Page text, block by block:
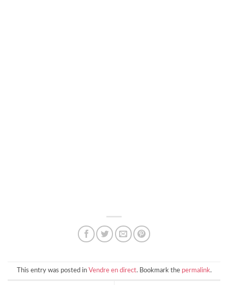
This entry was posted in Vendre en direct. Bookmark the permalink.